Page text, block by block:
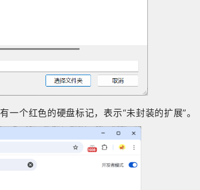
个红色的硬盘标记，表示“未封装的扩展”。